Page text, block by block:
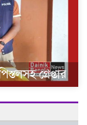
গ্রেপ্তার